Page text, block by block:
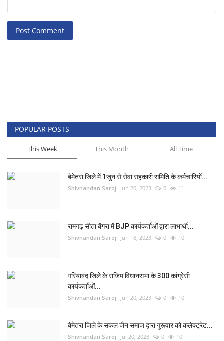
Post Comment
POPULAR POSTS
This Week This Month All Time
बेमेतरा जिले में 1जुन से सेवा सहकारी समिति के कर्मचारियों...
Shivnandan Saroj Jun 20, 2023 0 11
रामगढ़ सीता बेंगरा में BJP कार्यकर्ताओं द्वारा लाभार्थी...
Shivnandan Saroj Jun 18, 2023 0 10
गरियाबंद जिले के राजिम विधानसभा के 300 कांग्रेसी
कार्यकर्ताओं...
Shivnandan Saroj Jun 20, 2023 0 10
बेमेतरा जिले के सकल जैन समाज द्वारा गुरूवार को कलेक्ट्रेट...
Shivnandan Saroj Jul 20, 2023 0 10